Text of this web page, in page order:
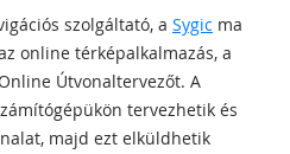
szolgáltató, a Sygic ma
online térképalkalmazás, a
Útvonaltervezőt. A
tervezhetik és
majd ezt elküldhetik